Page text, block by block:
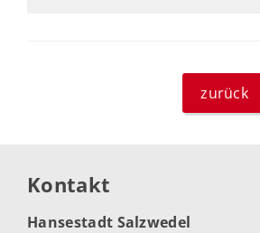
zurück
Kontakt
Hansestadt Salzwedel